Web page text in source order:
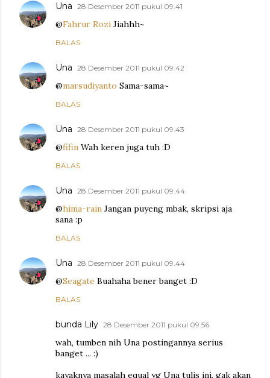
Una 28 Desember 2011 pukul 09.41
@Fahrur Rozi Jiahhh~
BALAS
Una 28 Desember 2011 pukul 09.42
@marsudiyanto Sama-sama~
BALAS
Una 28 Desember 2011 pukul 09.43
@fifin Wah keren juga tuh :D
BALAS
Una 28 Desember 2011 pukul 09.44
@hima-rain Jangan puyeng mbak, skripsi aja
sana :p
BALAS
Una 28 Desember 2011 pukul 09.44
@Seagate Buahaha bener banget :D
BALAS
bunda Lily 28 Desember 2011 pukul 09.56
wah, tumben nih Una postingannya serius
banget ... :)
kayaknya masalah equal yg Una tulis ini, gak akan